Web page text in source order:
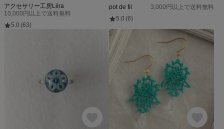
アクセサリー工房Liira
10,000円以上で送料無料
5.0 (63)
pot de fil
3,000円以上で送料無料
5.0 (6)